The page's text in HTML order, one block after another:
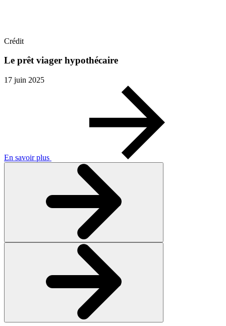
Crédit
Le prêt viager hypothécaire
17 juin 2025
En savoir plus